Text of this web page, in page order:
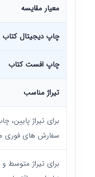
معیار مقایسه
چاپ دیجیتال کتاب
چاپ افست کتاب
تیراژ مناسب
برای تیراژ پایین،
سفارش های فوری
برای تیراژ متوسط و